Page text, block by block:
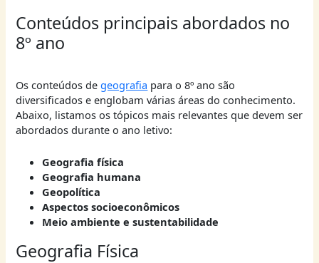
Conteúdos principais abordados no
8º ano
Os conteúdos degeografia para o 8º ano são
diversificados e englobam várias áreas do conhecimento.
Abaixo, listamos os tópicos mais relevantes que devem ser
abordados durante o ano letivo:
Geografia física
Geografia humana
Geopolítica
Aspectos socioeconômicos
Meio ambiente e sustentabilidade
Geografia Física